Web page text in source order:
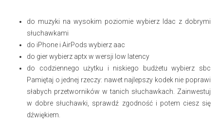
do muzyki na wysokim poziomie wybierz ldac z dobrymi
słuchawkami
do iPhone i AirPods wybierz aac
do gier wybierz aptx w wersji low latency
do codziennego użytku i niskiego budżetu wybierz sbc
Pamiętaj o jednej rzeczy: nawet najlepszy kodek nie poprawi
słabych przetworników w tanich słuchawkach. Zainwestuj
w dobre słuchawki, sprawdź zgodność i potem ciesz się
dźwiękiem.